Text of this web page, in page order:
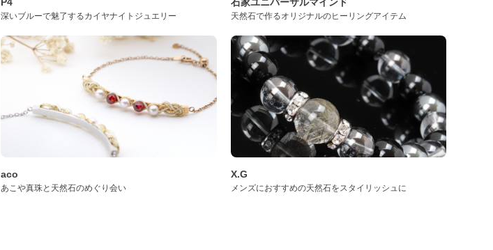
深いブルーで魅了するカイヤナイトジュエリー 天然石で作るオリジナルのヒーリングアイテム
aco
あこや真珠と天然石のめぐり会い
X.G
メンズにおすすめの天然石をスタイリッシュに